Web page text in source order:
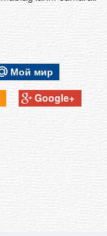
Мой мир
Google+